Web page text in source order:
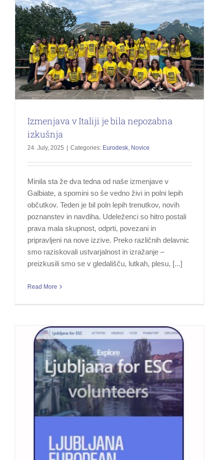
Izmenjava v Italiji je bila nepozabna
izkušnja
24. July, 2025 Categories: Eurodesk, Novice
Minila sta že dva tedna od naše izmenjave v
Galbiate, a spomini so še vedno živi in polni lepih
občutkov. Teden je bil poln lepih trenutkov, novih
poznanstev in navdiha. Udeleženci so hitro postali
prava mala skupnost, odprti, povezani in
pripravljeni na nove izzive. Preko različnih delavnic
smo raziskovali ustvarjalnost in izražanje –
preizkusili smo se v gledališču, lutkah, plesu, [...]
Read More